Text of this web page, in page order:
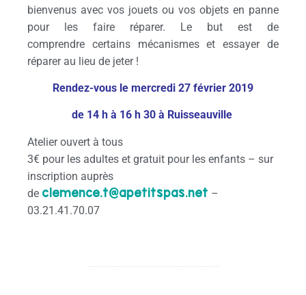
bienvenus avec vos jouets ou vos objets en panne
pour les faire réparer. Le but est de
comprendre certains mécanismes et essayer de
réparer au lieu de jeter !
Rendez-vous le mercredi 27 février 2019
de 14 h à 16 h 30 à Ruisseauville
Atelier ouvert à tous
3€ pour les adultes et gratuit pour les enfants – sur
inscription auprès
de clemence.t@apetitspas.net –
03.21.41.70.07